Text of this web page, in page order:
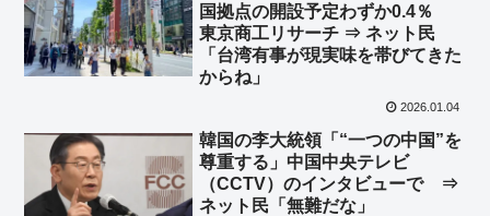
国拠点の開設予定わずか0.4％
東京商工リサーチ ⇒ ネット民
「台湾有事が現実味を帯びてきた
からね」
2026.01.04
韓国の李大統領「“一つの中国”を
尊重する」中国中央テレビ
（CCTV）のインタビューで ⇒
ネット民「無難だな」